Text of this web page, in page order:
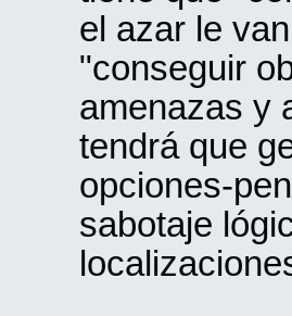
el azar le
"conseguir
amenazas y
tendrá que
opciones-
sabotaje